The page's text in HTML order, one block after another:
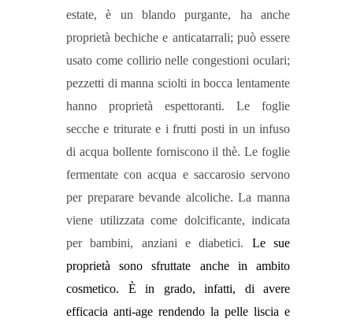
estate, è un blando purgante, ha anche
proprietà bechiche e anticatarrali; può essere
usato come collirio nelle congestioni oculari;
pezzetti di manna sciolti in bocca lentamente
hanno proprietà espettoranti. Le foglie
secche e triturate e i frutti posti in un infuso
di acqua bollente forniscono il thè. Le foglie
fermentate con acqua e saccarosio servono
per preparare bevande alcoliche. La manna
viene utilizzata come dolcificante, indicata
per bambini, anziani e diabetici. Le sue
proprietà sono sfruttate anche in ambito
cosmetico. È in grado, infatti, di avere
efficacia anti-age rendendo la pelle liscia e